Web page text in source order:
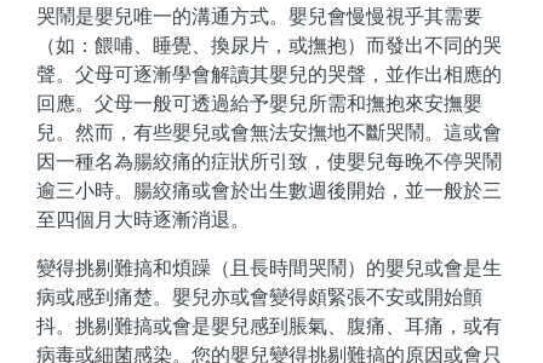
哭鬧是嬰兒唯一的溝通方式。嬰兒會慢慢視乎其需要
（如：餵哺、睡覺、換尿片，或撫抱）而發出不同的哭
聲。父母可逐漸學會解讀其嬰兒的哭聲，並作出相應的
回應。父母一般可透過給予嬰兒所需和撫抱來安撫嬰
兒。然而，有些嬰兒或會無法安撫地不斷哭鬧。這或會
因一種名為腸絞痛的症狀所引致，使嬰兒每晚不停哭鬧
逾三小時。腸絞痛或會於出生數週後開始，並一般於三
至四個月大時逐漸消退。
變得挑剔難搞和煩躁（且長時間哭鬧）的嬰兒或會是生
病或感到痛楚。嬰兒亦或會變得頗緊張不安或開始顫
抖。挑剔難搞或會是嬰兒感到脹氣、腹痛、耳痛，或有
病毒或細菌感染。您的嬰兒變得挑剔難搞的原因或會只